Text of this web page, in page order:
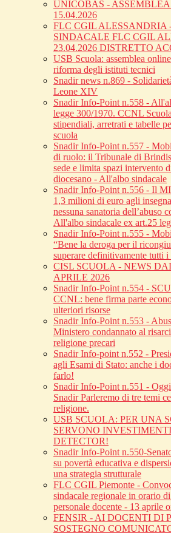
UNICOBAS -
15.04.2026
FLC CGIL ALESSANDRIA
SINDACALE FLC CGIL
23.04.2026 DISTRETTO
USB Scuola: assemblea
riforma degli istituti tecnici
Snadir news n.869 -
Leone XIV
Snadir Info-Point n.558 -
legge 300/1970. CCNL
stipendiali, arretrati e tabelle
scuola
Snadir Info-Point n.557 -
di ruolo: il Tribunale di
sede e limita spazi intervento
diocesano - All'albo sindacale
Snadir Info-Point n.556 - Il
1,3 milioni di euro agli
nessuna sanatoria dell’abuso
All'albo sindacale ex art.25 leg
Snadir Info-Point n.555 -
“Bene la deroga per il
superare definitivamente tutti
CISL SCUOLA - NEWS
APRILE 2026
Snadir Info-Point n.554 -
CCNL: bene firma parte
ulteriori risorse
Snadir Info-Point n.553 -
Ministero condannato al
religione precari
Snadir Info-point n.552 -
agli Esami di Stato: anche i
farlo!
Snadir Info-Point n.551 -
Snadir Parleremo di tre temi
religione.
USB SCUOLA: PER UNA
SERVONO
DETECTOR!
Snadir Info-Point n.550-
su povertà educativa e
una strategia strutturale
FLC CGIL Piemonte -
sindacale regionale in orario
personale docente - 13 aprile
FENSIR - AI DOCENTI DI
SOSTEGNO